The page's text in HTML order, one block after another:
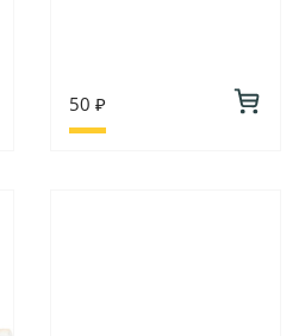
50 ₽